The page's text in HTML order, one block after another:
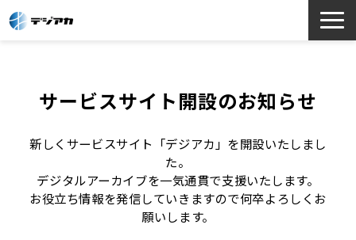
お役立ち情報
導入事例
よくあるご質問
サービスサイト開設のお知らせ
新しくサービスサイト「デジアカ」を開設いたしまし
た。
デジタルアーカイブを一気通貫で支援いたします。
お役立ち情報を発信していきますので何卒よろしくお
願いします。